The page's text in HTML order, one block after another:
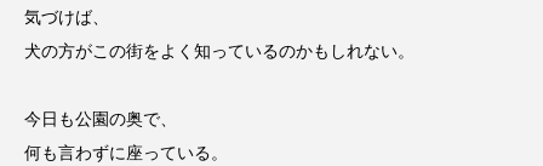
気づけば、
犬の方がこの街をよく知っているのかもしれない。
今日も公園の奥で、
何も言わずに座っている。